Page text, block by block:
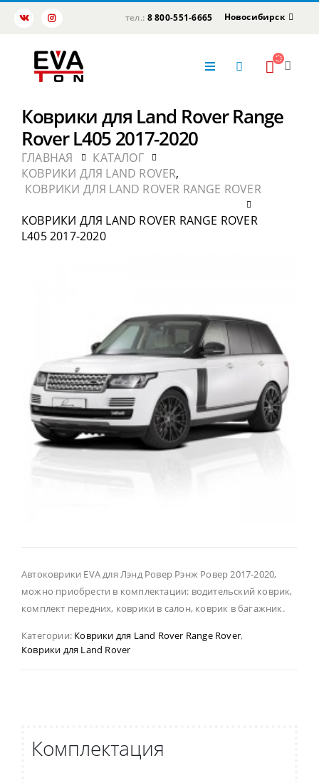
тел.: 8 800-551-6665 Новосибирск
Коврики для Land Rover Range
Rover L405 2017-2020
ГЛАВНАЯ
КАТАЛОГ
КОВРИКИ ДЛЯ LAND ROVER,
КОВРИКИ ДЛЯ LAND ROVER RANGE ROVER
КОВРИКИ ДЛЯ LAND ROVER RANGE ROVER
L405 2017-2020
Автоковрики EVA для Лэнд Ровер Рэнж Ровер 2017-2020,
можно приобрести в комплектации: водительский коврик,
комплект передних, коврики в салон, коврик в багажник.
Категории: Коврики для Land Rover Range Rover,
Коврики для Land Rover
Комплектация